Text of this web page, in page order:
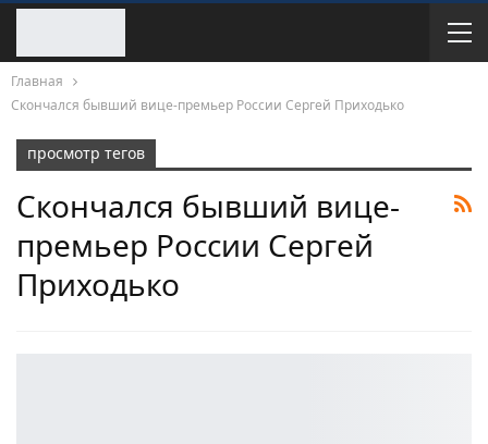
Главная
Скончался бывший вице-премьер России Сергей Приходько
просмотр тегов
Скончался бывший вице-
премьер России Сергей
Приходько